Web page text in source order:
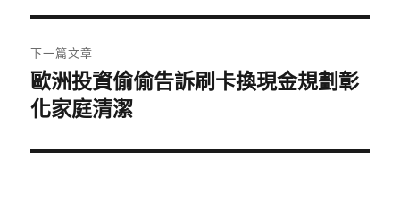
覽
文
章:
下一篇文章
下
一
文
歐洲投資偷偷告訴刷卡換現金規劃彰
化家庭清潔